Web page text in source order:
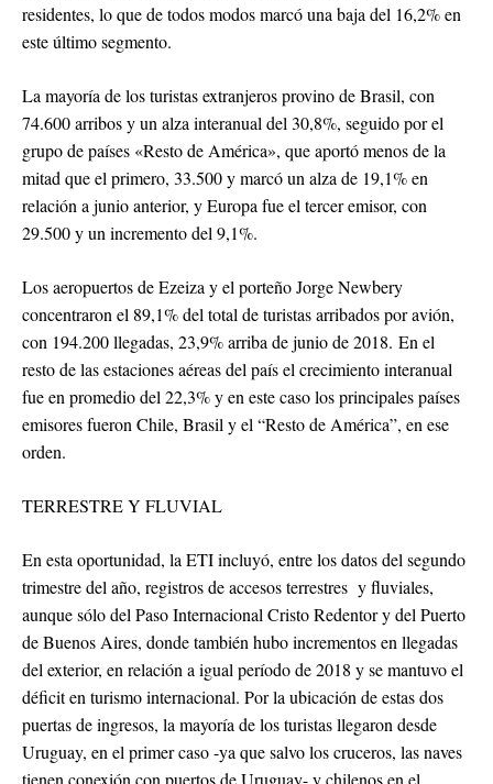
residentes, lo que de todos modos marcó una baja del 16,2% en
este último segmento.
La mayoría de los turistas extranjeros provino de Brasil, con
74.600 arribos y un alza interanual del 30,8%, seguido por el
grupo de países «Resto de América», que aportó menos de la
mitad que el primero, 33.500 y marcó un alza de 19,1% en
relación a junio anterior, y Europa fue el tercer emisor, con
29.500 y un incremento del 9,1%.
Los aeropuertos de Ezeiza y el porteño Jorge Newbery
concentraron el 89,1% del total de turistas arribados por avión,
con 194.200 llegadas, 23,9% arriba de junio de 2018. En el
resto de las estaciones aéreas del país el crecimiento interanual
fue en promedio del 22,3% y en este caso los principales países
emisores fueron Chile, Brasil y el “Resto de América”, en ese
orden.
TERRESTRE Y FLUVIAL
En esta oportunidad, la ETI incluyó, entre los datos del segundo
trimestre del año, registros de accesos terrestres y fluviales,
aunque sólo del Paso Internacional Cristo Redentor y del Puerto
de Buenos Aires, donde también hubo incrementos en llegadas
del exterior, en relación a igual período de 2018 y se mantuvo el
déficit en turismo internacional. Por la ubicación de estas dos
puertas de ingresos, la mayoría de los turistas llegaron desde
Uruguay, en el primer caso -ya que salvo los cruceros, las naves
tienen conexión con puertos de Uruguay- y chilenos en el